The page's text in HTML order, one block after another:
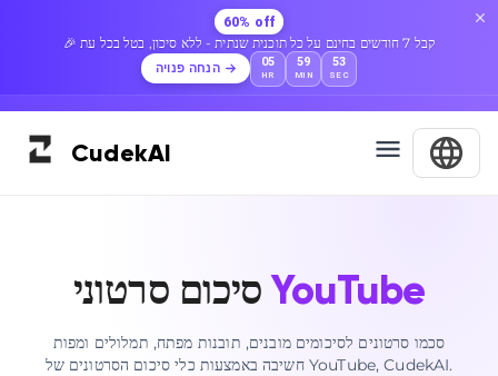
60% off
🎉 קבל 7 חודשים בחינם על כל תוכנית שנתית - ללא סיכון, בטל בכל עת
הנחה פנויה 05
HR
59
MIN
52
SEC
CudekAI
סיכום סרטוני YouTube
סכמו סרטונים לסיכומים מובנים, תובנות מפתח, תמלולים ומפות
חשיבה באמצעות כלי סיכום הסרטונים של YouTube, CudekAI.